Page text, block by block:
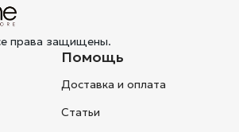
права защищены.
Помощь
Доставка и оплата
Статьи